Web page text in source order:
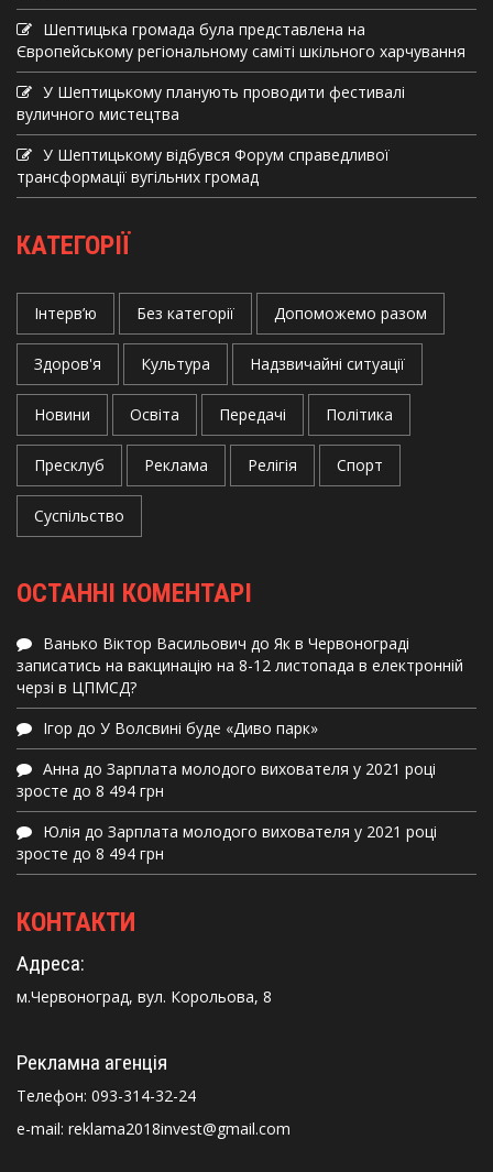
Шептицька громада була представлена на
Європейському регіональному саміті шкільного харчування
У Шептицькому планують проводити фестивалі
вуличного мистецтва
У Шептицькому відбувся Форум справедливої
трансформації вугільних громад
КАТЕГОРІЇ
Інтерв’ю Без категорії Допоможемо разом
Здоров'я Культура Надзвичайні ситуації
Новини Освіта Передачі Політика
Пресклуб Реклама Релігія Спорт
Суспільство
ОСТАННІ КОМЕНТАРІ
Ванько Віктор Васильович до Як в Червонограді
записатись на вакцинацію на 8-12 листопада в електронній
черзі в ЦПМСД?
Ігор до У Волсвині буде «Диво парк»
Анна до Зарплата молодого вихователя у 2021 році
зросте до 8 494 грн
Юлія до Зарплата молодого вихователя у 2021 році
зросте до 8 494 грн
КОНТАКТИ
Адреса:
м.Червоноград, вул. Корольова, 8
Рекламна агенція
Телефон: 093-314-32-24
e-mail: reklama2018invest@gmail.com